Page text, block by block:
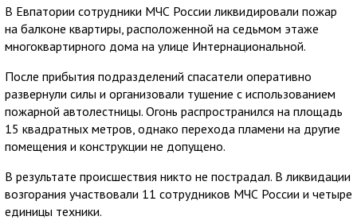
В Евпатории сотрудники МЧС России ликвидировали пожар
на балконе квартиры, расположенной на седьмом этаже
многоквартирного дома на улице Интернациональной.
После прибытия подразделений спасатели оперативно
развернули силы и организовали тушение с использованием
пожарной автолестницы. Огонь распространился на площадь
15 квадратных метров, однако перехода пламени на другие
помещения и конструкции не допущено.
В результате происшествия никто не пострадал. В ликвидации
возгорания участвовали 11 сотрудников МЧС России и четыре
единицы техники.